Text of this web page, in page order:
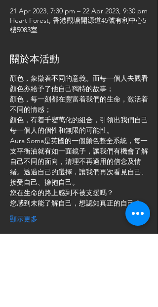
21 Apr 2023, 7:30 pm – 22 Apr 2023, 9:30 pm
Heart Forest, 香港觀塘開源道45號有利中心5
樓5083室
關於本活動
顏色，象徵着不同的意義。而每一個人去觀看
顏色亦給予了他自己獨特的故事；
顏色，每一刻都在豐富着我們的生命，激活着
不同的情感；
顏色，有着千變萬化的組合，引領出我們自己
每一個人的個性和無限的可能性。
Aura Soma是英國的一個顏色整全系統，每一
支平衡油就有如一面鏡子，讓我們有機會了解
自己不同的面向，清理不再適用的信念及情
緒。透過自己的選擇，讓我們再次看見自己、
接受自己、擁抱自己。
您在生命的路上感到不被支援嗎？
您感到未能了解自己，想認知真正的自己？
顯示更多